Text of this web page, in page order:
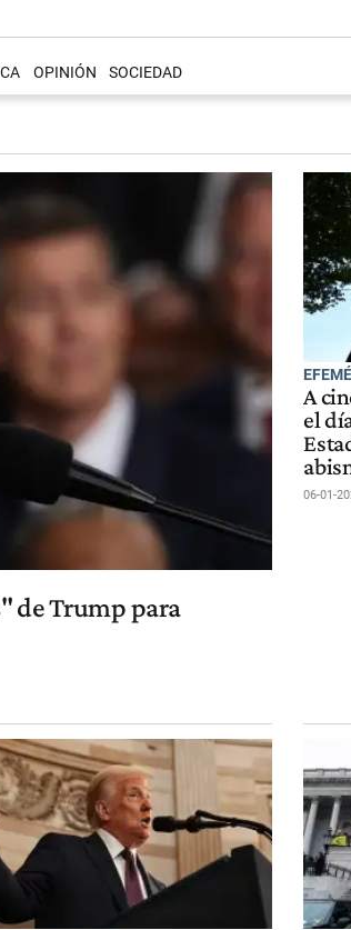
OPINIÓN SOCIEDAD
de Trump para
A
el
06-01-